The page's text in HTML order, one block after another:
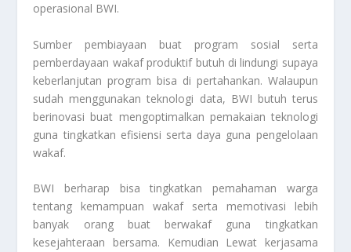
operasional BWI.
Sumber pembiayaan buat program sosial serta
pemberdayaan wakaf produktif butuh di lindungi supaya
keberlanjutan program bisa di pertahankan. Walaupun
sudah menggunakan teknologi data, BWI butuh terus
berinovasi buat mengoptimalkan pemakaian teknologi
guna tingkatkan efisiensi serta daya guna pengelolaan
wakaf.
BWI berharap bisa tingkatkan pemahaman warga
tentang kemampuan wakaf serta memotivasi lebih
banyak orang buat berwakaf guna tingkatkan
kesejahteraan bersama. Kemudian Lewat kerjasama